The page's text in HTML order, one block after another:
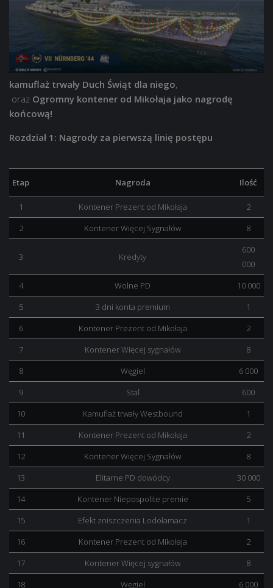
kamuflaż trwały Duch Świąt dla niego,
oraz Ogromny kontener od Mikołaja jako nagrodę
końcową!
Rozdział 1: Nagrody za pierwszą linię postępu
Etap Nagroda Ilość
1 Kontener Prezent od Mikołaja
2
2
Kontener Więcej Sygnałów 8
3 Kredyty
600
000
4
Wolne PD
10 000
5
3 dni konta premium
1
6
Kontener Prezent od Mikołaja
2
7
Kontener Więcej sygnałów
8
8
Węgiel
6 000
9
Stal
600
10
Kamuflaż trwały Westbound
1
11
Kontener Prezent od Mikołaja
2
12
Kontener Więcej Sygnałów
8
13
Elitarne PD dowódcy
30 000
14
Kontener Niepospolite premie
5
15
Efekt zniszczenia Lodołamacz
1
16
Kontener Prezent od Mikołaja
2
17
Kontener Więcej sygnałów
8
18
Węgiel 6 000